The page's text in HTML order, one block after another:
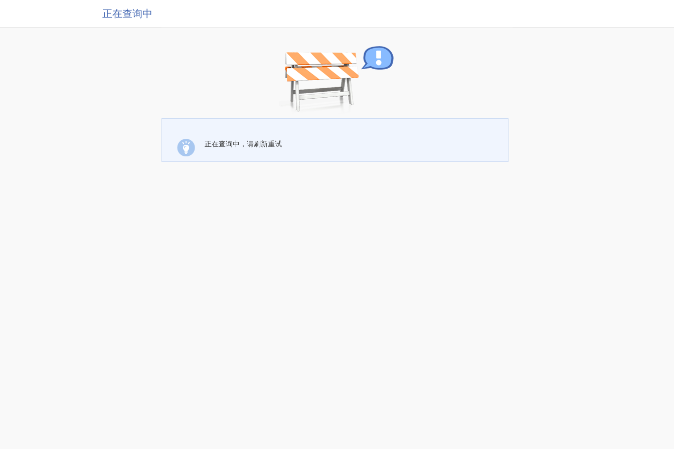
正在查询中
正在查询中，请刷新重试